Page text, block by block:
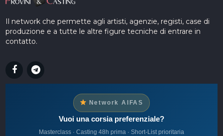
Il network che permette agli artisti, agenzie, registi, case di
produzione e a tutte le altre figure tecniche di entrare in
contatto.
Network AIFAS
Vuoi una corsia preferenziale?
Masterclass · Casting 48h prima · Short-List prioritaria